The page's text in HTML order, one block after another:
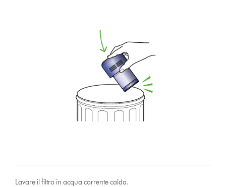
Lavare il filtro in acqua corrente calda.